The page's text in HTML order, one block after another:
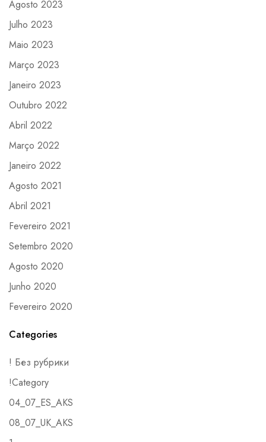
Agosto 2023
Julho 2023
Maio 2023
Março 2023
Janeiro 2023
Outubro 2022
Abril 2022
Março 2022
Janeiro 2022
Agosto 2021
Abril 2021
Fevereiro 2021
Setembro 2020
Agosto 2020
Junho 2020
Fevereiro 2020
Categories
! Без рубрики
!Category
04_07_ES_AKS
08_07_UK_AKS